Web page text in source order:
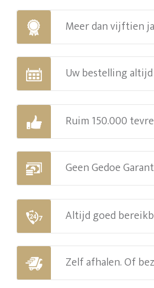
Meer dan vijftien
Uw bestelling
Ruim 150.000
Geen Gedoe
Altijd goed
Zelf afhalen. Of